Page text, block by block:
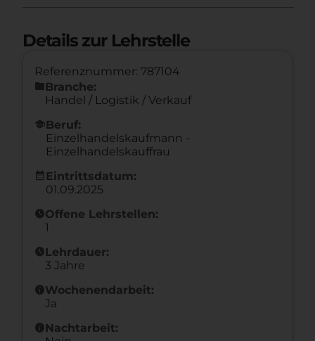
Details zur Lehrstelle
Referenznummer: 787104
folderBranche:
Handel / Logistik / Verkauf
schoolBeruf:
Einzelhandelskaufmann -
Einzelhandelskauffrau
calendar_month Eintrittsdatum:
01.09.2025
scheduleOffene Lehrstellen:
1
scheduleLehrdauer:
3 Jahre
infoWochenendarbeit:
Ja
infoNachtarbeit: